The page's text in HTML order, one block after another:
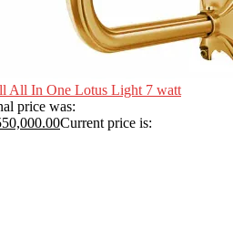
All In One Lotus Light 7 watt
price was:
Current price is: